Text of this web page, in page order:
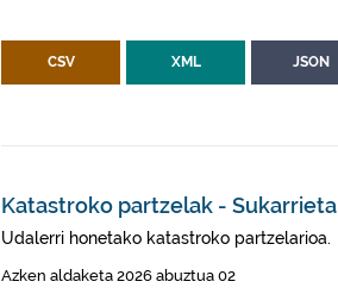
CSV XML JSON
Katastroko partzelak - Sukarrieta
Udalerri honetako katastroko partzelarioa.
Azken aldaketa 2026 abuztua 02